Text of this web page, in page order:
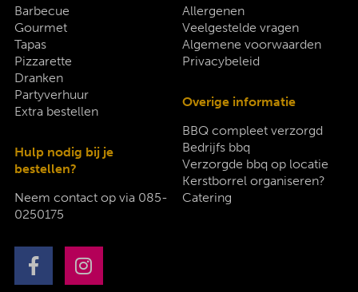
Barbecue
Gourmet
Tapas
Pizzarette
Dranken
Partyverhuur
Extra bestellen
Hulp nodig bij je
bestellen?
Neem contact op via 085-
0250175
Allergenen
Veelgestelde vragen
Algemene voorwaarden
Privacybeleid
Overige informatie
BBQ compleet verzorgd
Bedrijfs bbq
Verzorgde bbq op locatie
Kerstborrel organiseren?
Catering